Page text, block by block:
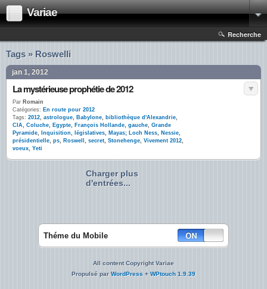
Variae
Recherche
Tags » Roswelli
jan 1, 2012
La mystérieuse prophétie de 2012
Par Romain
Catégories: En route pour 2012
Tags: 2012, astrologue, Babylone, bibliothèque d'Alexandrie,
CIA, Coluche, Egypte, François Hollande, gauche, Grande
Pyramide, Inquisition, législatives, Mayas; Loch Ness, Nessie,
présidentielle, ps, Roswell , secret, Stonehenge, Vivement 2012,
voeux, Yeti
Charger plus
d'entrées...
Théme du Mobile
All content Copyright Variae
Propulsé parWordPress + WPtouch 1.9.39